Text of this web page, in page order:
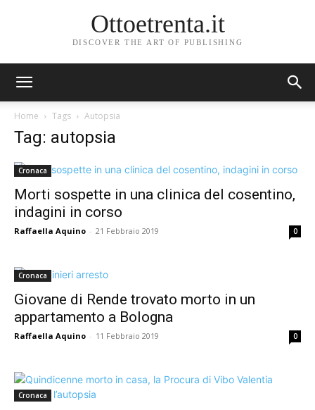
Ottoetrenta.it
DISCOVER THE ART OF PUBLISHING
Home Tags Autopsia
Tag: autopsia
Cronaca
Morti sospette in una clinica del cosentino,
indagini in corso
Raffaella Aquino - 21 Febbraio 2019 0
Cronaca
Giovane di Rende trovato morto in un
appartamento a Bologna
Raffaella Aquino - 11 Febbraio 2019 0
Cronaca